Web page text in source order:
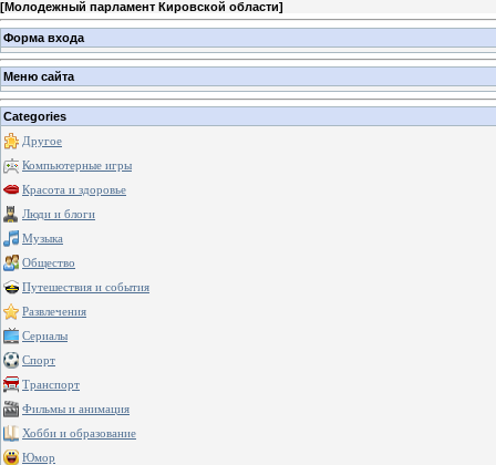
[Молодежный парламент Кировской области]
Форма входа
Меню сайта
Categories
Другое
Компьютерные игры
Красота и здоровье
Люди и блоги
Музыка
Общество
Путешествия и события
Развлечения
Сериалы
Спорт
Транспорт
Фильмы и анимация
Хобби и образование
Юмор